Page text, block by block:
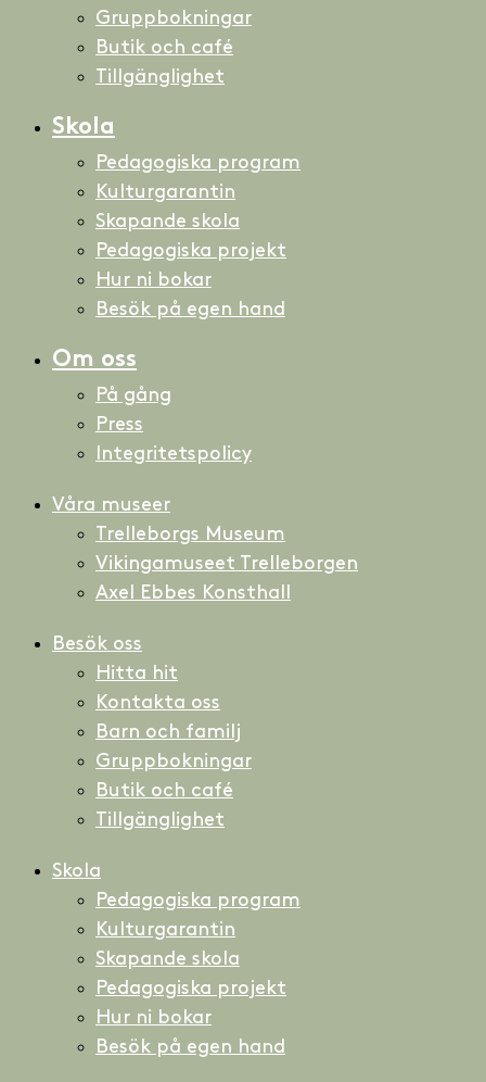
Gruppbokningar
Butik och café
Tillgänglighet
Skola
Pedagogiska program
Kulturgarantin
Skapande skola
Pedagogiska projekt
Hur ni bokar
Besök på egen hand
Om oss
På gång
Press
Integritetspolicy
Våra museer
Trelleborgs Museum
Vikingamuseet Trelleborgen
Axel Ebbes Konsthall
Besök oss
Hitta hit
Kontakta oss
Barn och familj
Gruppbokningar
Butik och café
Tillgänglighet
Skola
Pedagogiska program
Kulturgarantin
Skapande skola
Pedagogiska projekt
Hur ni bokar
Besök på egen hand